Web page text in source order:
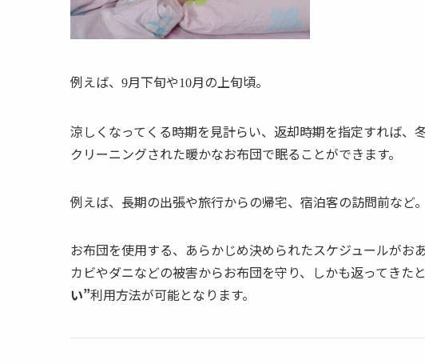
例えば、 9月下旬や10月の上旬頃。
涼しくなってくる時期を見計らい、返却時期を指定すれば、
クリーニングされた暖かなお布団で眠ることができます。
例えば、長期の出張や旅行からの帰宅、宿泊客の訪問前など。
お布団を使用する、あらかじめ決められたスケジュールがお
カビやダニなどの被害からお布団を守り、しかも返ってきた
い”利用方法が可能となります。